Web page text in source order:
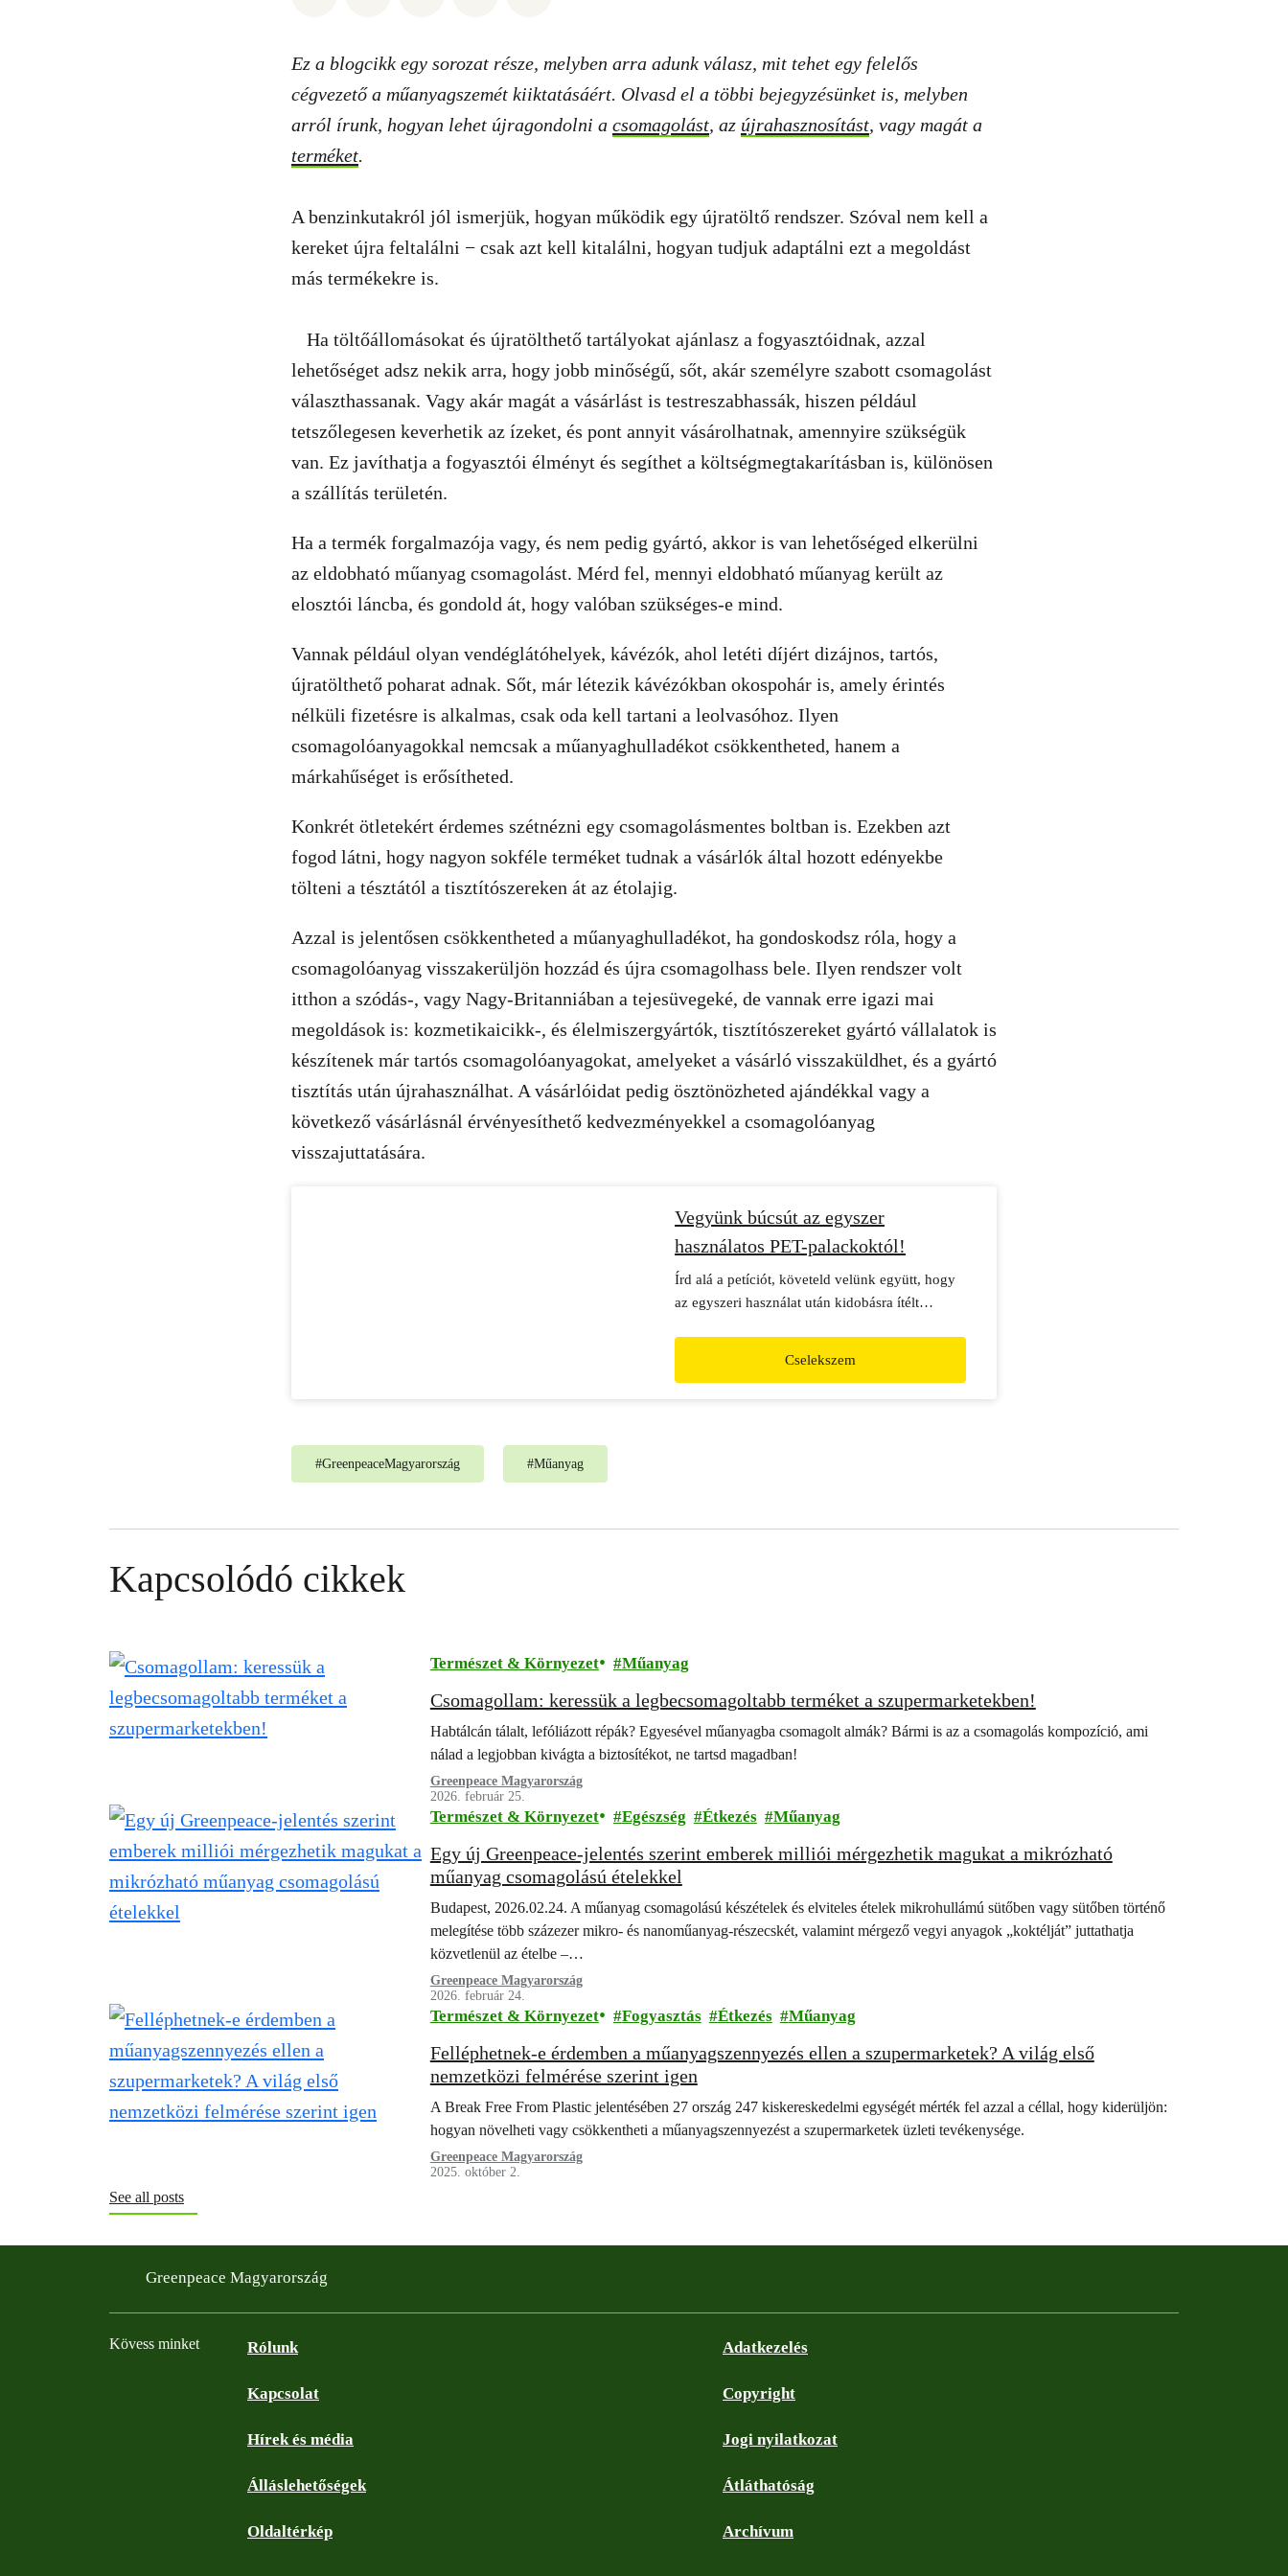
Ez a blogcikk egy sorozat része, melyben arra adunk válasz, mit tehet egy felelős
cégvezető a műanyagszemét kiiktatásáért. Olvasd el a többi bejegyzésünket is, melyben
arról írunk, hogyan lehet újragondolni a csomagolást, az újrahasznosítást, vagy magát a
terméket.
A benzinkutakról jól ismerjük, hogyan működik egy újratöltő rendszer. Szóval nem kell a
kereket újra feltalálni − csak azt kell kitalálni, hogyan tudjuk adaptálni ezt a megoldást
más termékekre is.
Ha töltőállomásokat és újratölthető tartályokat ajánlasz a fogyasztóidnak, azzal
lehetőséget adsz nekik arra, hogy jobb minőségű, sőt, akár személyre szabott csomagolást
választhassanak. Vagy akár magát a vásárlást is testreszabhassák, hiszen például
tetszőlegesen keverhetik az ízeket, és pont annyit vásárolhatnak, amennyire szükségük
van. Ez javíthatja a fogyasztói élményt és segíthet a költségmegtakarításban is, különösen
a szállítás területén.
Ha a termék forgalmazója vagy, és nem pedig gyártó, akkor is van lehetőséged elkerülni
az eldobható műanyag csomagolást. Mérd fel, mennyi eldobható műanyag került az
elosztói láncba, és gondold át, hogy valóban szükséges-e mind.
Vannak például olyan vendéglátóhelyek, kávézók, ahol letéti díjért dizájnos, tartós,
újratölthető poharat adnak. Sőt, már létezik kávézókban okospohár is, amely érintés
nélküli fizetésre is alkalmas, csak oda kell tartani a leolvasóhoz. Ilyen
csomagolóanyagokkal nemcsak a műanyaghulladékot csökkentheted, hanem a
márkahűséget is erősítheted.
Konkrét ötletekért érdemes szétnézni egy csomagolásmentes boltban is. Ezekben azt
fogod látni, hogy nagyon sokféle terméket tudnak a vásárlók által hozott edényekbe
tölteni a tésztától a tisztítószereken át az étolajig.
Azzal is jelentősen csökkentheted a műanyaghulladékot, ha gondoskodsz róla, hogy a
csomagolóanyag visszakerüljön hozzád és újra csomagolhass bele. Ilyen rendszer volt
itthon a szódás-, vagy Nagy-Britanniában a tejesüvegeké, de vannak erre igazi mai
megoldások is: kozmetikaicikk-, és élelmiszergyártók, tisztítószereket gyártó vállalatok is
készítenek már tartós csomagolóanyagokat, amelyeket a vásárló visszaküldhet, és a gyártó
tisztítás után újrahasználhat. A vásárlóidat pedig ösztönözheted ajándékkal vagy a
következő vásárlásnál érvényesíthető kedvezményekkel a csomagolóanyag
visszajuttatására.
Vegyünk búcsút az egyszer
használatos PET-palackoktól!
Írd alá a petíciót, követeld velünk együtt, hogy
az egyszeri használat után kidobásra ítélt
Cselekszem
#GreenpeaceMagyarország #Műanyag
Kapcsolódó cikkek
Természet & Környezet Műanyag
Csomagollam: keressük a legbecsomagoltabb terméket a szupermarketekben!
Habtálcán tálalt, lefóliázott répák? Egyesével műanyagba csomagolt almák? Bármi is az a csomagolás kompozíció, ami
nálad a legjobban kivágta a biztosítékot, ne tartsd magadban!
Greenpeace Magyarország
2026. február 25.
Természet & Környezet Egészség Étkezés Műanyag
Egy új Greenpeace-jelentés szerint emberek milliói mérgezhetik magukat a mikrózható
műanyag csomagolású ételekkel
Budapest, 2026.02.24. A műanyag csomagolású készételek és elviteles ételek mikrohullámú sütőben vagy sütőben történő
melegítése több százezer mikro- és nanoműanyag-részecskét, valamint mérgező vegyi anyagok „koktélját” juttathatja
közvetlenül az ételbe –…
Greenpeace Magyarország
2026. február 24.
Természet & Környezet Fogyasztás Étkezés Műanyag
Felléphetnek-e érdemben a műanyagszennyezés ellen a szupermarketek? A világ első
nemzetközi felmérése szerint igen
A Break Free From Plastic jelentésében 27 ország 247 kiskereskedelmi egységét mérték fel azzal a céllal, hogy kiderüljön:
hogyan növelheti vagy csökkentheti a műanyagszennyezést a szupermarketek üzleti tevékenysége.
Greenpeace Magyarország
2025. október 2.
See all posts
Greenpeace Magyarország
Kövess minket Rólunk
Kapcsolat
Hírek és média
Álláslehetőségek
Oldaltérkép
Adatkezelés
Copyright
Jogi nyilatkozat
Átláthatóság
Archívum